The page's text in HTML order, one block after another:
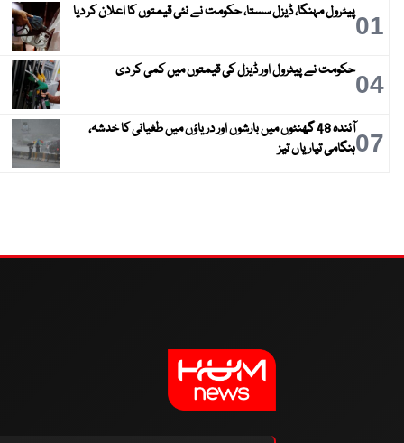
01پیٹرول مہنگا، ڈیزل سستا، حکومت نے نئی قیمتوں کا اعلان کر دیا
04حکومت نے پیٹرول اور ڈیزل کی قیمتوں میں کمی کر دی
07
آئندہ 48 گھنٹوں میں بارشوں اور دریاؤں میں طغیانی کا خدشہ،
ہنگامی تیاریاں تیز